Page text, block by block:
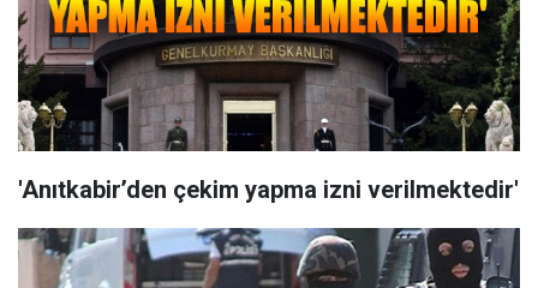
'Anıtkabir’den çekim yapma izni verilmektedir'